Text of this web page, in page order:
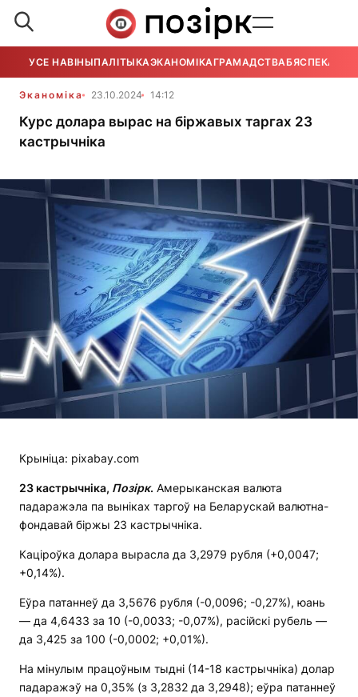
УСЕ НАВІНЫПАЛІТЫКАЭКАНОМІКАГРАМАДСТВАБЯСПЕКА
Эканоміка 23.10.2024 14:12
Курс долара вырас на біржавых таргах 23
кастрычніка
Крыніца: pixabay.com
23 кастрычніка, Позірк. Амерыканская валюта
падаражэла па выніках таргоў на Беларускай валютна-
фондавай біржы 23 кастрычніка.
Каціроўка долара вырасла да 3,2979 рубля (+0,0047;
+0,14%).
Еўра патаннеў да 3,5676 рубля (-0,0096; -0,27%), юань
— да 4,6433 за 10 (-0,0033; -0,07%), расійскі рубель —
да 3,425 за 100 (-0,0002; +0,01%).
На мінулым працоўным тыдні (14-18 кастрычніка) долар
падаражэў на 0,35% (з 3,2832 да 3,2948); еўра патаннеў